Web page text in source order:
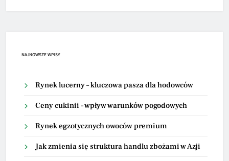
NAJNOWSZE WPISY
Rynek lucerny – kluczowa pasza dla hodowców
Ceny cukinii – wpływ warunków pogodowych
Rynek egzotycznych owoców premium
Jak zmienia się struktura handlu zbożami w Azji